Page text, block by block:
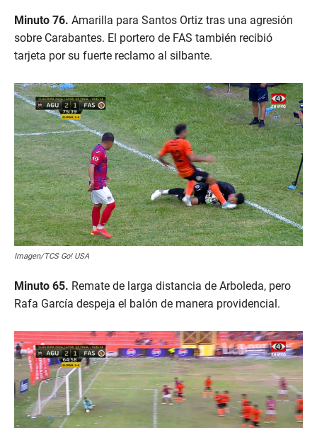
Minuto 76. Amarilla para Santos Ortiz tras una agresión
sobre Carabantes. El portero de FAS también recibió
tarjeta por su fuerte reclamo al silbante.
Imagen/TCS Go! USA
Minuto 65. Remate de larga distancia de Arboleda, pero
Rafa García despeja el balón de manera providencial.